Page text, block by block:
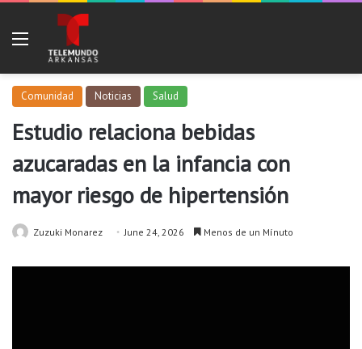
Comunidad Noticias Salud
Estudio relaciona bebidas
azucaradas en la infancia con
mayor riesgo de hipertensión
Zuzuki Monarez June 24, 2026 Menos de un Mínuto